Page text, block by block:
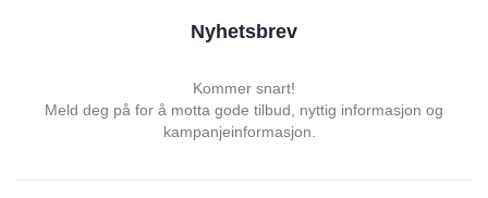
Nyhetsbrev
Kommer snart!
Meld deg på for å motta gode tilbud, nyttig informasjon og
kampanjeinformasjon.